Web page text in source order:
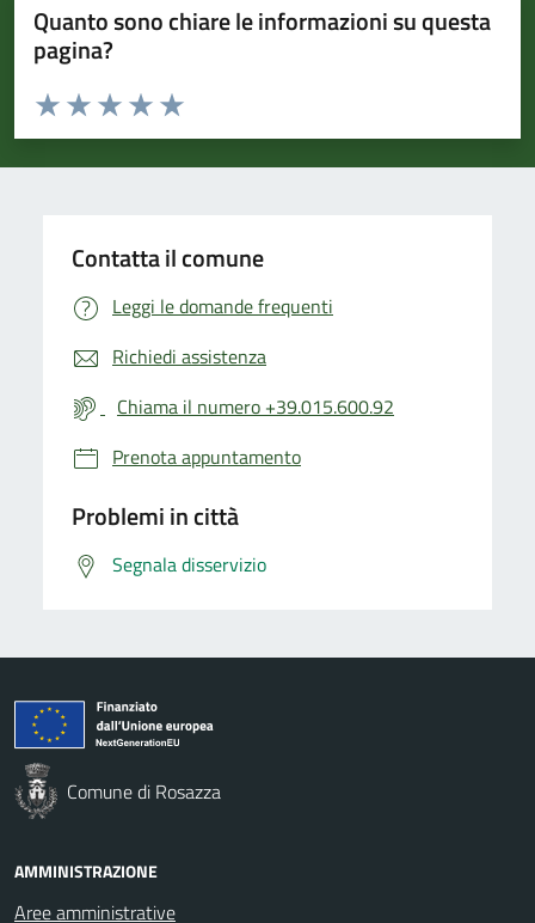
Quanto sono chiare le informazioni su questa
pagina?
Valuta da 1 a 5 stelle la pagina
Valuta 5 stelle su 5
Valuta 4 stelle su 5
Valuta 3 stelle su 5
Valuta 2 stelle su 5
Valuta 1 stelle su 5
Contatta il comune
Leggi le domande frequenti
Richiedi assistenza
Chiama il numero +39.015.600.92
Prenota appuntamento
Problemi in città
Segnala disservizio
Comune di Rosazza
AMMINISTRAZIONE
Aree amministrative